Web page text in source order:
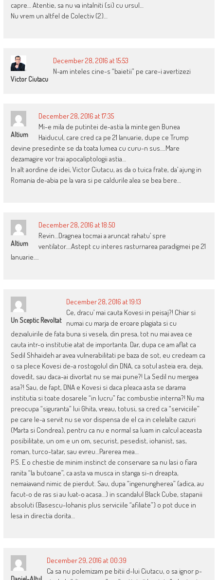
capre… Atentie, sa nu va intalniti (si) cu ursul…
Nu vrem un altfel de Colectiv (2)…
Victor Ciutacu
December 28, 2016 at 15:53
N-am inteles cine-s “baietii” pe care-i avertizezi
Altium
December 28, 2016 at 17:35
Mi-e mila de putintei de-astia la minte gen Bunea
Haiducul, care cred ca pe 21 Ianuarie, dupe ce Trump
devine presedinte se da toata lumea cu curu-n sus….Mare
dezamagire vor trai apocaliptologii astia…
In alt aordine de idei, Victor Ciutacu, as da o tuica frate, da’ ajung in
Romania de-abia pe la vara si pe caldurile alea se bea bere…
Altium
December 28, 2016 at 18:50
Revin…Dragnea tocmai a aruncat rahatu’ spre
ventilator….Astept cu interes rasturnarea paradigmei pe 21
Ianuarie….
Un Sceptic Revoltat
December 28, 2016 at 19:13
Ce, dracu’ mai cauta Kovesi in peisaj?! Chiar si
numai cu marja de eroare plagiata si cu
dezvaluirile de fata buna si vesela, din presa, tot nu mai avea ce
cauta intr-o institutie atat de importanta. Dar, dupa ce am aflat ca
Sedil Shhaideh ar avea vulnerabilitati pe baza de sot, eu credeam ca
o sa plece Kovesi de-a rostogolul din DNA, ca sotul asteia era, deja,
dovedit, sau daca-ai divortat nu se mai pune?! La Sedil nu mergea
asa?! Sau, de fapt, DNA e Kovesi si daca pleaca asta se darama
institutia si toate dosarele “in lucru” fac combustie interna?! Nu ma
preocupa “siguranta” lui Ghita, vreau, totusi, sa cred ca “serviciile”
pe care le-a servit nu se vor dispensa de el ca in celelalte cazuri
(Marta si Condrea), pentru ca nu e normal sa luam in calcul aceasta
posibilitate, un om e un om, securist, pesedist, iohanist, sas,
roman, turco-tatar, sau evreu…Parerea mea…
P.S. E o chestie de minim instinct de conservare sa nu lasi o fiara
ranita “la butoane”, ca asta va musca in stanga si-n dreapta,
nemaiavand nimic de pierdut. Sau, dupa “ingenungherea” (adica, au
facut-o de ras si au luat-o acasa…) in scandalul Black Cube, stapanii
absoluti (Basescu-Iohanis plus serviciile “afiliate”) o pot duce in
lesa in directia dorita…
December 29, 2016 at 00:39
Ca sa nu polemizam pe bitii d-lui Ciutacu, o sa ignor p-